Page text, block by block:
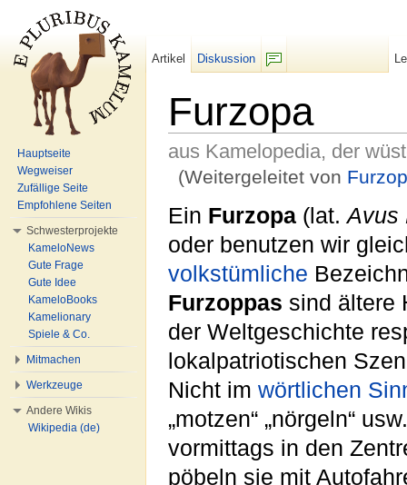
Furzopa
aus Kamelopedia, der
(Weitergeleitet von
Ein Furzopa (lat.Avus
oder benutzen wir
volkstümliche
Furzoppas sind ältere
der Weltgeschichte
lokalpatriotischen
Nicht im wörtlichen
„motzen“ „nörgeln“
vormittags in den
pöbeln sie mit
Artikel
Diskussion
Hauptseite
Wegweiser
Zufällige Seite
Empfohlene Seiten
Schwesterprojekte
KameloNews
Gute Frage
Gute Idee
KameloBooks
Kamelionary
Spiele & Co.
Mitmachen
Werkzeuge
Andere Wikis
Wikipedia (de)